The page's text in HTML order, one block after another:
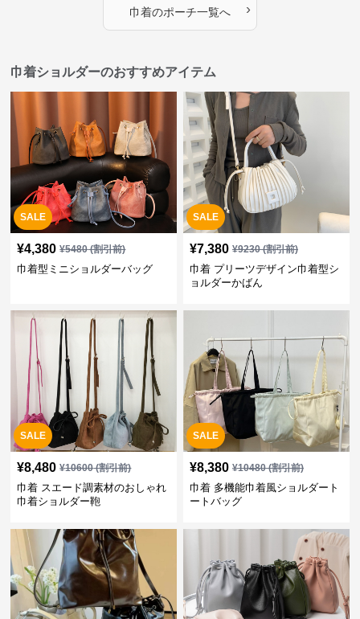
巾着のポーチ一覧へ ›
巾着ショルダーのおすすめアイテム
SALE
¥4,380 ¥5480(割引前)
巾着型ミニショルダーバッグ
SALE
¥7,380 ¥9230(割引前)
巾着 プリーツデザイン巾着型シ
ョルダーかばん
SALE
¥8,480 ¥10600(割引前)
巾着 スエード調素材のおしゃれ
巾着ショルダー鞄
SALE
¥8,380 ¥10480(割引前)
巾着 多機能巾着風ショルダート
ートバッグ